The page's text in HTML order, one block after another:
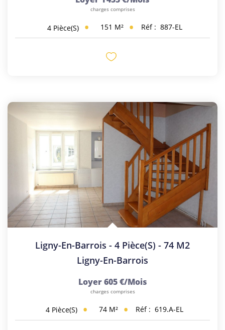
charges comprises
4 Pièce(s) 151 M² Réf : 887-EL
Ligny-En-Barrois - 4 Pièce(s) - 74 M2
Ligny-En-Barrois
Loyer 605 €/mois
charges comprises
4 Pièce(s) 74 M² Réf : 619.A-EL